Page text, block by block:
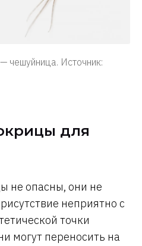
чешуйница. Источник:
для
не опасны, они не
неприятно с
точки
могут переносить на